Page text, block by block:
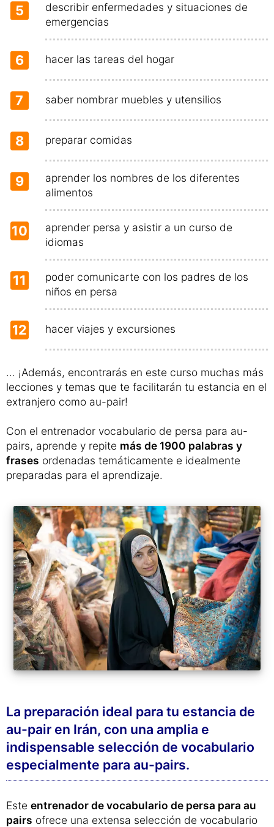
5
describir enfermedades y situaciones de
emergencias
6 hacer las tareas del hogar
7 saber nombrar muebles y utensilios
8 preparar comidas
9
aprender los nombres de los diferentes
alimentos
10
aprender persa y asistir a un curso de
idiomas
11
poder comunicarte con los padres de los
niños en persa
12 hacer viajes y excursiones
... ¡Además, encontrarás en este curso muchas más
lecciones y temas que te facilitarán tu estancia en el
extranjero como au-pair!
Con el entrenador vocabulario de persa para au-
pairs, aprende y repite más de 1900 palabras y
frases ordenadas temáticamente e idealmente
preparadas para el aprendizaje.
La preparación ideal para tu estancia de
au-pair en Irán, con una amplia e
indispensable selección de vocabulario
especialmente para au-pairs.
Este entrenador de vocabulario de persa para au
pairs ofrece una extensa selección de vocabulario